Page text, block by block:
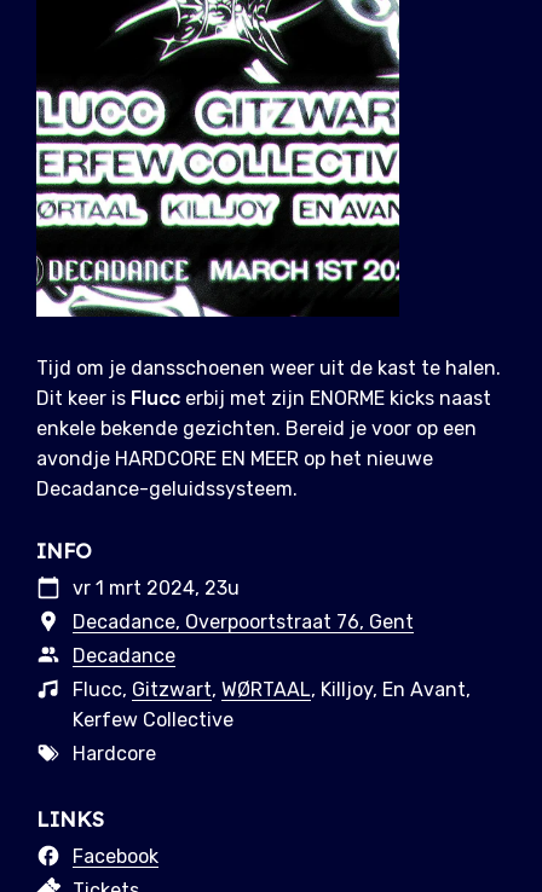
Tijd om je dansschoenen weer uit de kast te halen.
Dit keer is Flucc erbij met zijn ENORME kicks naast
enkele bekende gezichten. Bereid je voor op een
avondje HARDCORE EN MEER op het nieuwe
Decadance-geluidssysteem.
INFO
vr 1 mrt 2024, 23u
Decadance, Overpoortstraat 76, Gent
Decadance
Flucc, Gitzwart, WØRTAAL, Killjoy, En Avant,
Kerfew Collective
Hardcore
LINKS
Facebook